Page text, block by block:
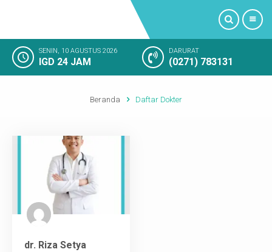
PROFIL
LAYANAN KAMI
FASILITAS RUMAH SAKIT
KAMAR RAWAT INAP
KEGIATAN RUMAH SAKIT
SENIN, 10 AGUSTUS 2026
IGD 24 JAM
DARURAT
(0271) 783131
Beranda Daftar Dokter
dr. Riza Setya